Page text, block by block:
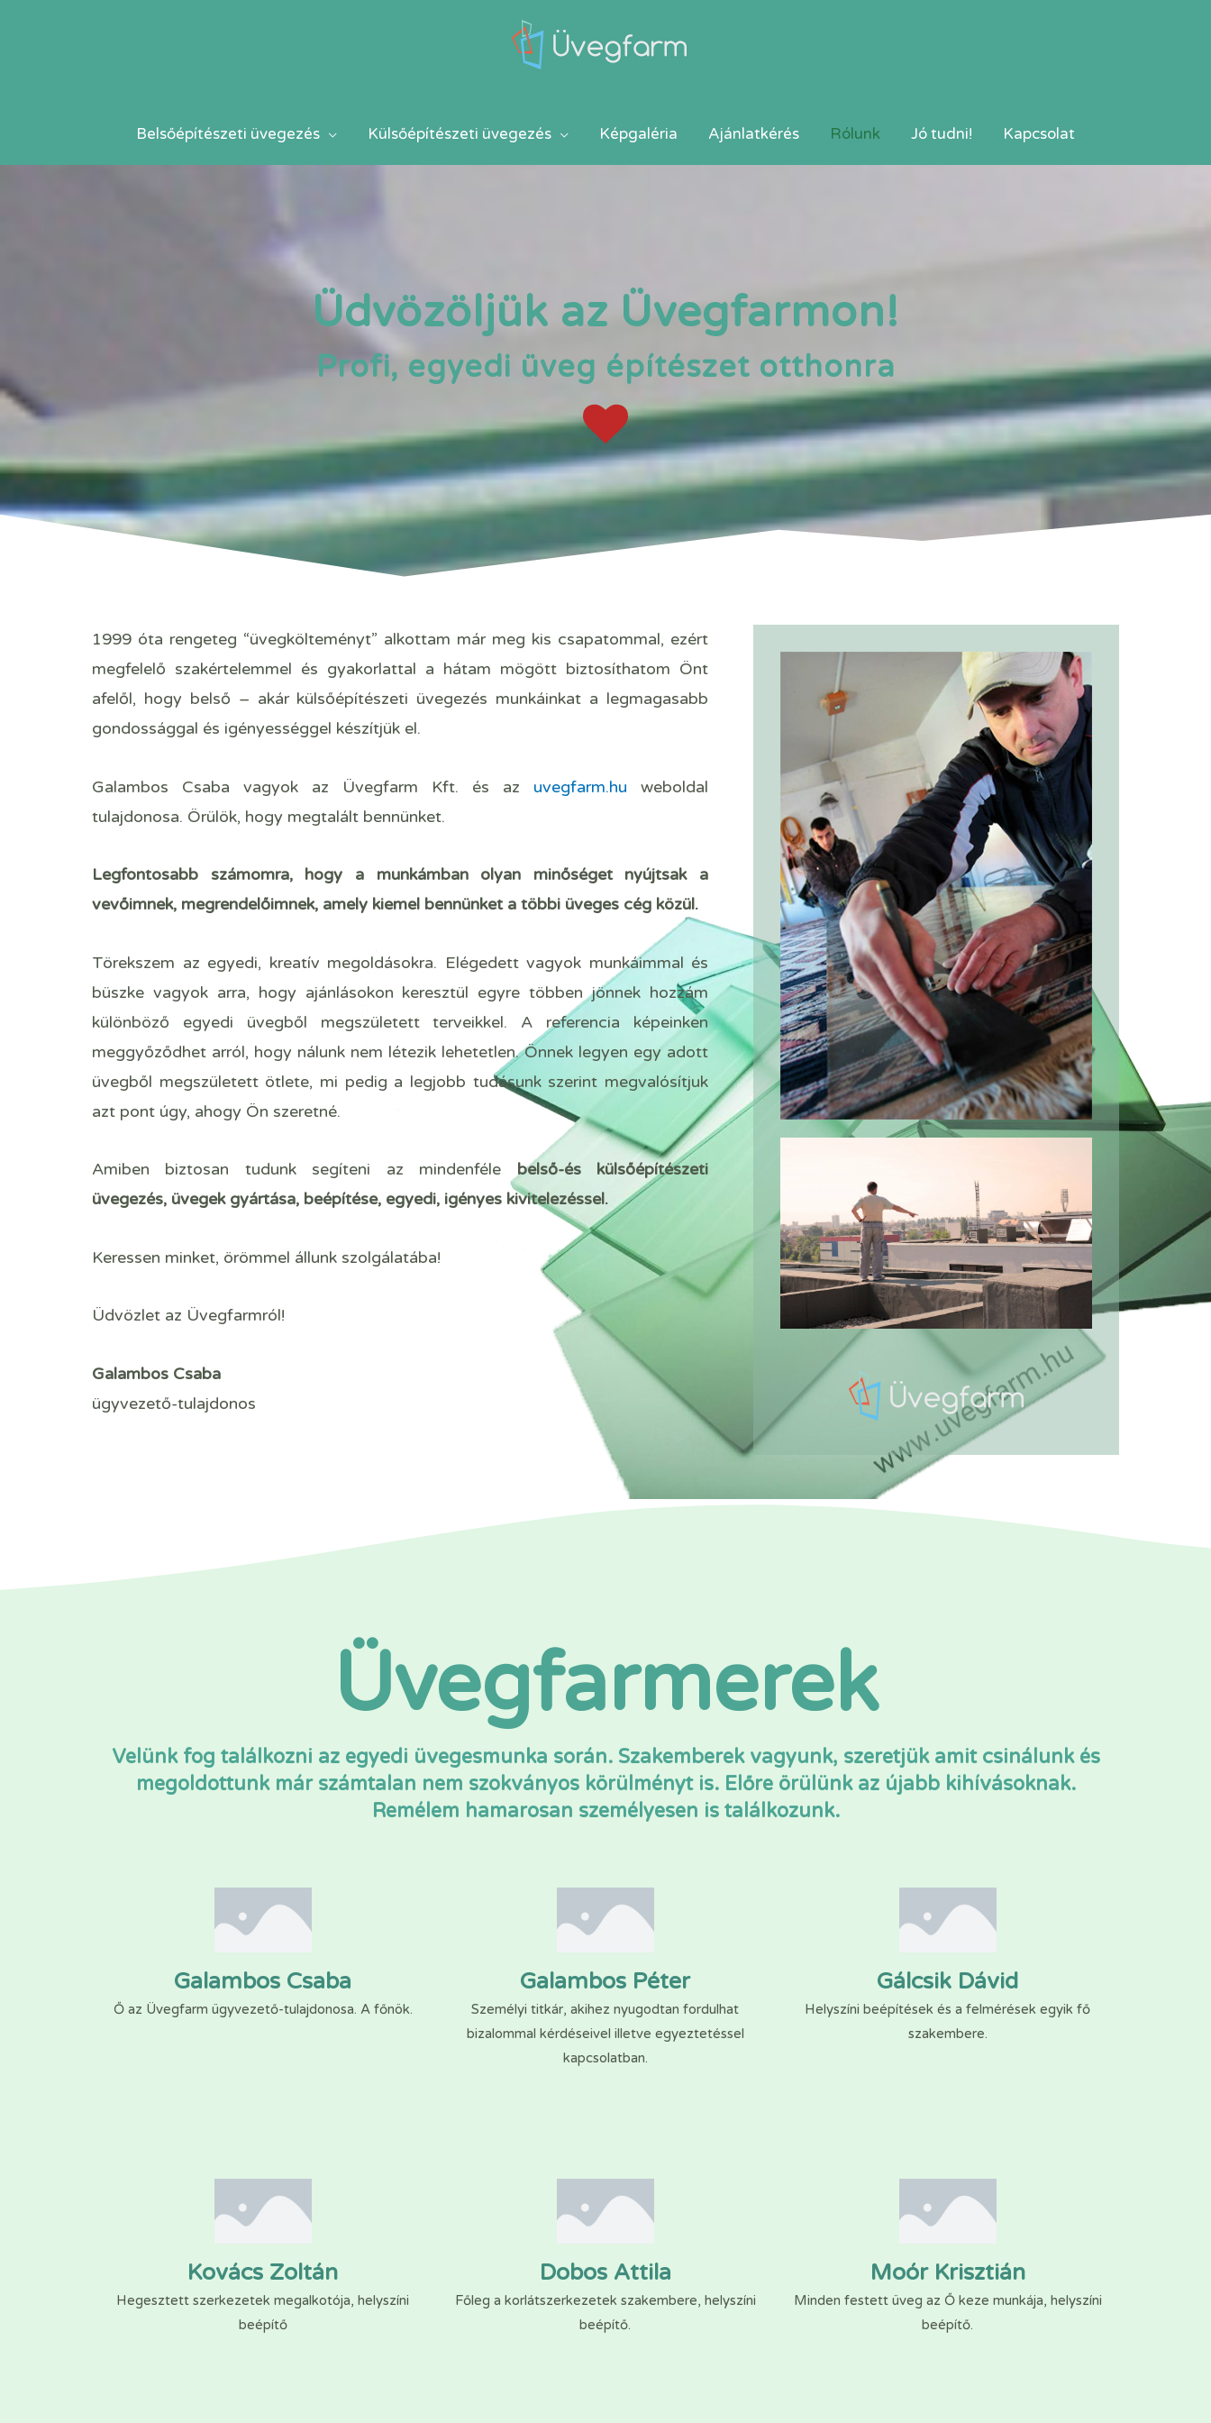
Belsőépítészeti üvegezés Külsőépítészeti üvegezés Képgaléria Ajánlatkérés Rólunk Jó tudni! Kapcsolat
Üdvözöljük az Üvegfarmon!
Profi, egyedi üveg építészet otthonra
1999 óta rengeteg “üvegkölteményt” alkottam már meg kis csapatommal, ezért
megfelelő szakértelemmel és gyakorlattal a hátam mögött biztosíthatom Önt
afelől, hogy belső – akár külsőépítészeti üvegezés munkáinkat a legmagasabb
gondossággal és igényességgel készítjük el.
Galambos Csaba vagyok az Üvegfarm Kft. és az uvegfarm.hu weboldal
tulajdonosa. Örülök, hogy megtalált bennünket.
Legfontosabb számomra, hogy a munkámban olyan minőséget nyújtsak a
vevőimnek, megrendelőimnek, amely kiemel bennünket a többi üveges cég közül.
Törekszem az egyedi, kreatív megoldásokra. Elégedett vagyok munkáimmal és
büszke vagyok arra, hogy ajánlásokon keresztül egyre többen jönnek hozzám
különböző egyedi üvegből megszületett terveikkel. A referencia képeinken
meggyőződhet arról, hogy nálunk nem létezik lehetetlen. Önnek legyen egy adott
üvegből megszületett ötlete, mi pedig a legjobb tudásunk szerint megvalósítjuk
azt pont úgy, ahogy Ön szeretné.
Amiben biztosan tudunk segíteni az mindenféle belső-és külsőépítészeti
üvegezés, üvegek gyártása, beépítése, egyedi, igényes kivitelezéssel.
Keressen minket, örömmel állunk szolgálatába!
Üdvözlet az Üvegfarmról!
Galambos Csaba
ügyvezető-tulajdonos
Üvegfarmerek
Velünk fog találkozni az egyedi üvegesmunka során. Szakemberek vagyunk, szeretjük amit csinálunk és
megoldottunk már számtalan nem szokványos körülményt is. Előre örülünk az újabb kihívásoknak.
Remélem hamarosan személyesen is találkozunk.
Galambos Csaba
Ő az Üvegfarm ügyvezető-tulajdonosa. A főnök.
Galambos Péter
Személyi titkár, akihez nyugodtan fordulhat
bizalommal kérdéseivel illetve egyeztetéssel
kapcsolatban.
Gálcsik Dávid
Helyszíni beépítések és a felmérések egyik fő
szakembere.
Kovács Zoltán
Hegesztett szerkezetek megalkotója, helyszíni
beépítő
Dobos Attila
Főleg a korlátszerkezetek szakembere, helyszíni
beépítő.
Moór Krisztián
Minden festett üveg az Ő keze munkája, helyszíni
beépítő.